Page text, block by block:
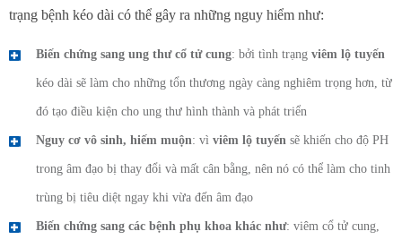
trạng bệnh kéo dài có thể gây ra những nguy hiểm như:
Biến chứng sang ung thư cổ tử cung: bởi tình trạng viêm lộ tuyến
kéo dài sẽ làm cho những tổn thương ngày càng nghiêm trọng hơn, từ
đó tạo điều kiện cho ung thư hình thành và phát triển
Nguy cơ vô sinh, hiếm muộn: vì viêm lộ tuyến sẽ khiến cho độ PH
trong âm đạo bị thay đổi và mất cân bằng, nên nó có thể làm cho tinh
trùng bị tiêu diệt ngay khi vừa đến âm đạo
Biến chứng sang các bệnh phụ khoa khác như: viêm cổ tử cung,